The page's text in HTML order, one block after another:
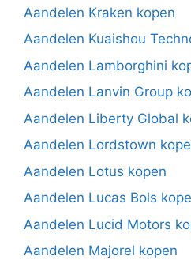
Aandelen Kraken kopen
Aandelen Kuaishou
Aandelen Lamborghini
Aandelen Lanvin Group
Aandelen Liberty Global
Aandelen Lordstown
Aandelen Lotus kopen
Aandelen Lucas Bols
Aandelen Lucid Motors
Aandelen Majorel kopen